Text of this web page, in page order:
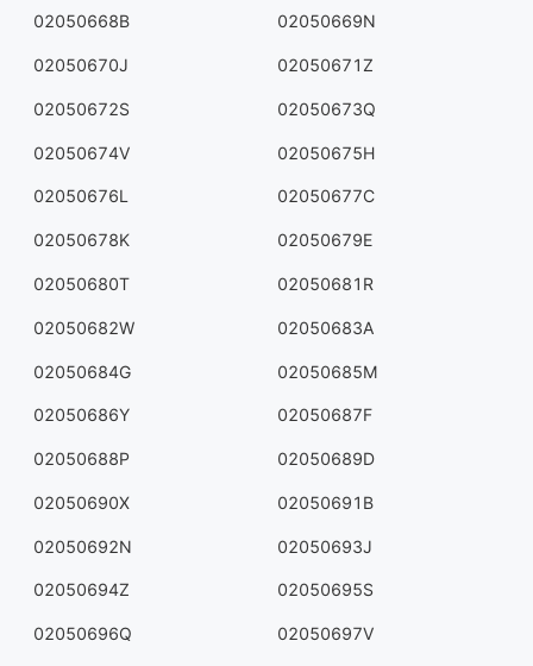
02050668B 02050669N
02050670J 02050671Z
02050672S 02050673Q
02050674V 02050675H
02050676L 02050677C
02050678K 02050679E
02050680T 02050681R
02050682W 02050683A
02050684G 02050685M
02050686Y 02050687F
02050688P 02050689D
02050690X 02050691B
02050692N 02050693J
02050694Z 02050695S
02050696Q 02050697V